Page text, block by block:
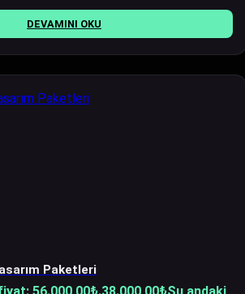
DEVAMINI OKU
Paketleri